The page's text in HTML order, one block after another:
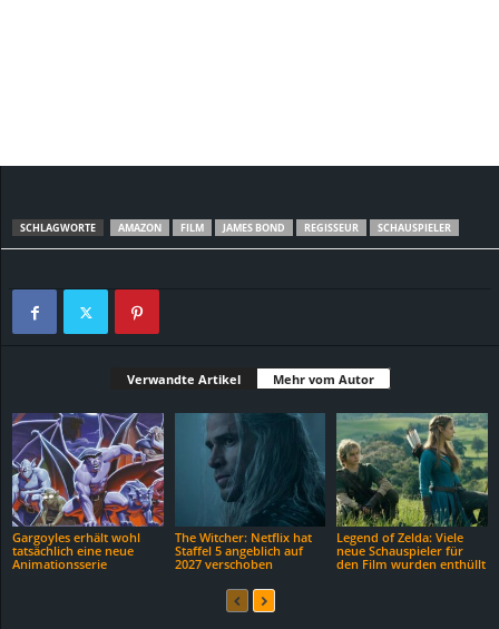
SCHLAGWORTE AMAZON FILM JAMES BOND REGISSEUR SCHAUSPIELER
Verwandte Artikel Mehr vom Autor
Gargoyles erhält wohl
tatsächlich eine neue
Animationsserie
The Witcher: Netflix hat
Staffel 5 angeblich auf
2027 verschoben
Legend of Zelda: Viele
neue Schauspieler für
den Film wurden enthüllt